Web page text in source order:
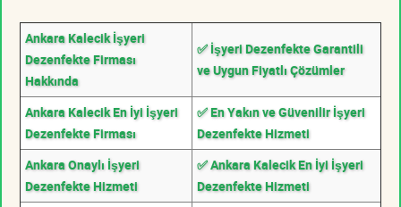
Ankara Kalecik İşyeri
Dezenfekte Firması
Hakkında
✅ İşyeri Dezenfekte Garantili
ve Uygun Fiyatlı Çözümler
Ankara Kalecik En İyi İşyeri
Dezenfekte Firması
✅ En Yakın ve Güvenilir İşyeri
Dezenfekte Hizmeti
Ankara Onaylı İşyeri
Dezenfekte Hizmeti
✅ Ankara Kalecik En İyi İşyeri
Dezenfekte Hizmeti